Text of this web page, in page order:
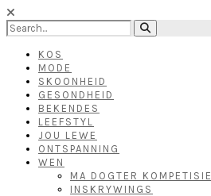
KOS
MODE
SKOONHEID
GESONDHEID
BEKENDES
LEEFSTYL
JOU LEWE
ONTSPANNING
WEN
MA DOGTER KOMPETISIE
INSKRYWINGS